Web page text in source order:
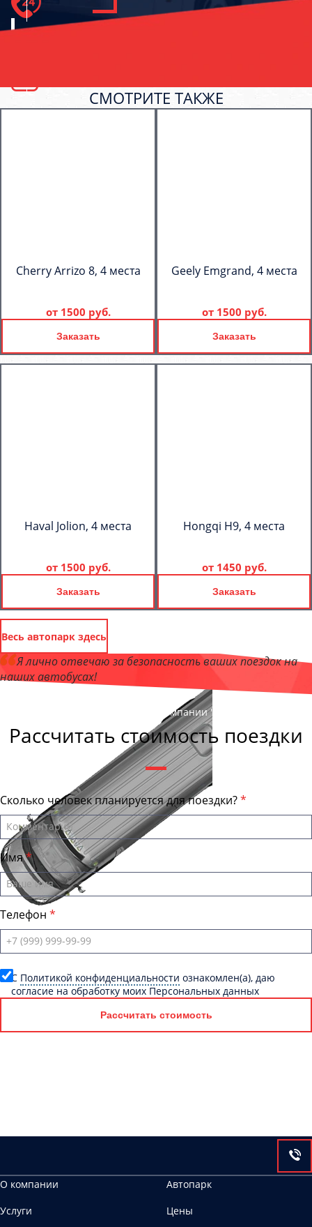
СМОТРИТЕ ТАКЖЕ
Cherry Arrizo 8, 4 места
от 1500 руб.
Заказать
Geely Emgrand, 4 места
от 1500 руб.
Заказать
Haval Jolion, 4 места
от 1500 руб.
Заказать
Hongqi H9, 4 места
от 1450 руб.
Заказать
Весь автопарк здесь
Я лично отвечаю за безопасность ваших поездок на
наших автобусах!
, директор компании "ЕвпаторияБас"
Рассчитать стоимость поездки
Сколько человек планируется для поездки?
Имя
Телефон
C Политикой конфиденциальности ознакомлен(а), даю
согласие на обработку моих Персональных данных
Рассчитать стоимость
О компании
Автопарк
Услуги
Цены